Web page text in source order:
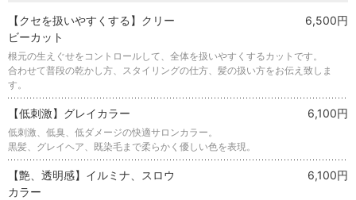
【クセを扱いやすくする】クリー
ビーカット
6,500円
根元の生えぐせをコントロールして、全体を扱いやすくするカットです。
合わせて普段の乾かし方、スタイリングの仕方、髪の扱い方をお伝え致しま
す。
【低刺激】グレイカラー 6,100円
低刺激、低臭、低ダメージの快適サロンカラー。
黒髪、グレイヘア、既染毛まで柔らかく優しい色を表現。
【艶、透明感】イルミナ、スロウ
カラー
6,100円